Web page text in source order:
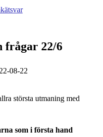
frågar 22/6
08-22
största utmaning med
som i första hand